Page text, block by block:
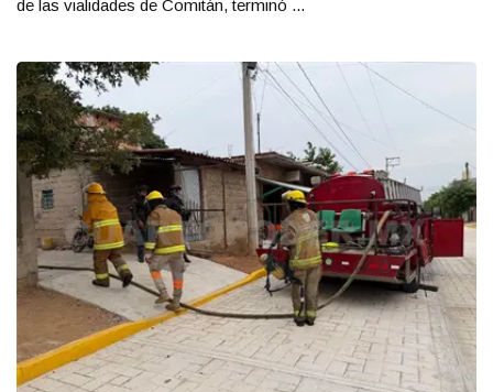
de las vialidades de Comitán, terminó ...